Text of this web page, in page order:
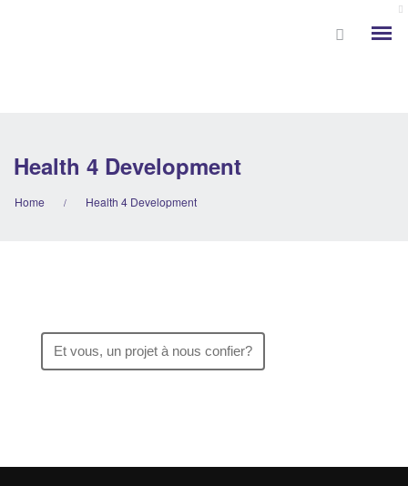
Health 4 Development
Home / Health 4 Development
Et vous, un projet à nous confier?